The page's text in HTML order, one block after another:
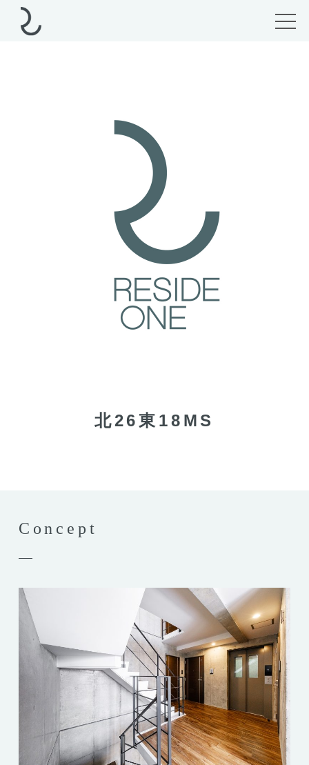
北26東18MS
Concept